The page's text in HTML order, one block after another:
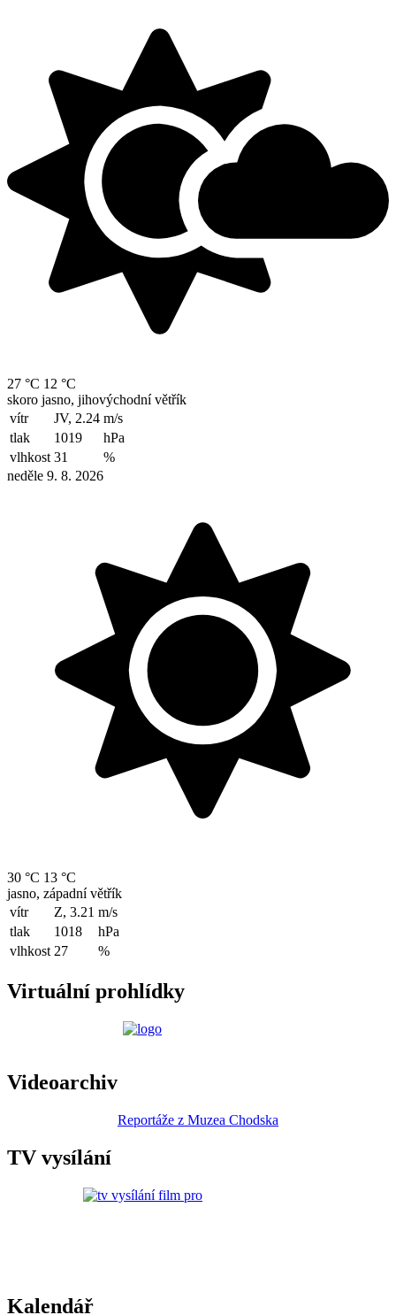
27 °C 12 °C
skoro jasno, jihovýchodní větřík
vítr
JV, 2.24 m/s
tlak
1019
hPa
vlhkost 31
%
neděle 9. 8. 2026
30 °C 13 °C
jasno, západní větřík
vítr
Z, 3.21 m/s
tlak
1018
hPa
vlhkost 27 %
Virtuální prohlídky
Videoarchiv
Reportáže z Muzea Chodska
TV vysílání
Kalendář